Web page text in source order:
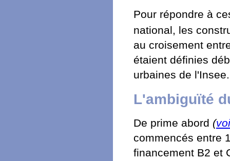
Pour répondre à
national, les
au croisement
étaient définies
urbaines de l'Insee.
L'ambiguïté
De prime abord (
commencés entre
financement B2 et